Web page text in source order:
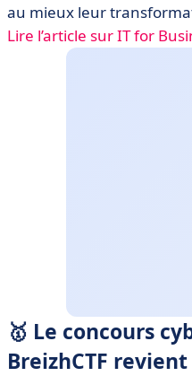
au mieux leur
Lire l’article sur IT for
🥇 Le concours
BreizhCTF